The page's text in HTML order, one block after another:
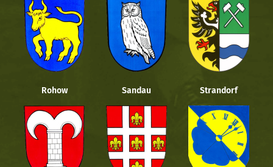
Rohow Sandau Strandorf